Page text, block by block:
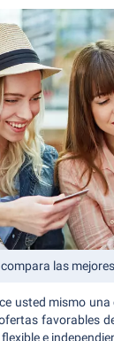
las
usted mismo
favorables
e